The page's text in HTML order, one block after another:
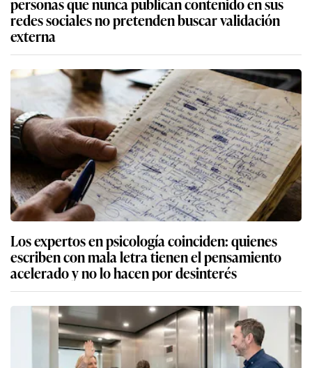
redes sociales no pretenden buscar validación
externa
Los expertos en psicología coinciden: quienes
escriben con mala letra tienen el pensamiento
acelerado y no lo hacen por desinterés